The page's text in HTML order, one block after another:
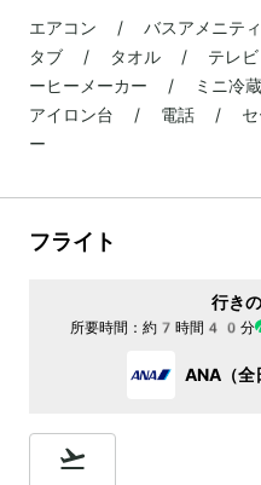
エアコン / バスアメニ
タブ / タオル / テレ
ーヒーメーカー / ミニ
アイロン台 / 電話 / セ
ー
フライト
行き
所要時間： 約7時間40分
ANA（全